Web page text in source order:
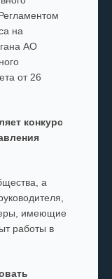
на
АО
от 26
конкурс
а
имеющие
работы в